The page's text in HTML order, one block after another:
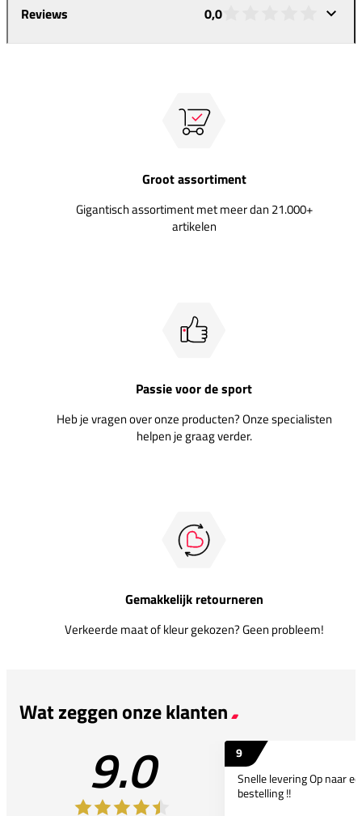
Reviews 0,0
Groot assortiment
Gigantisch assortiment met meer dan 21.000+
artikelen
Passie voor de sport
Heb je vragen over onze producten? Onze specialisten
helpen je graag verder.
Gemakkelijk retourneren
Verkeerde maat of kleur gekozen? Geen probleem!
Wat zeggen onze klanten
9.0
9
Snelle levering Op naar
bestelling !!